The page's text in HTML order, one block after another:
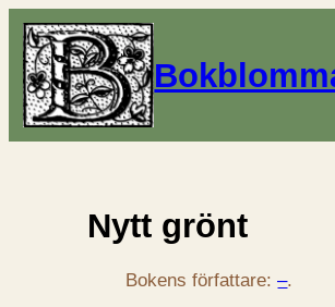
Nytt grönt
Bokens författare:–.